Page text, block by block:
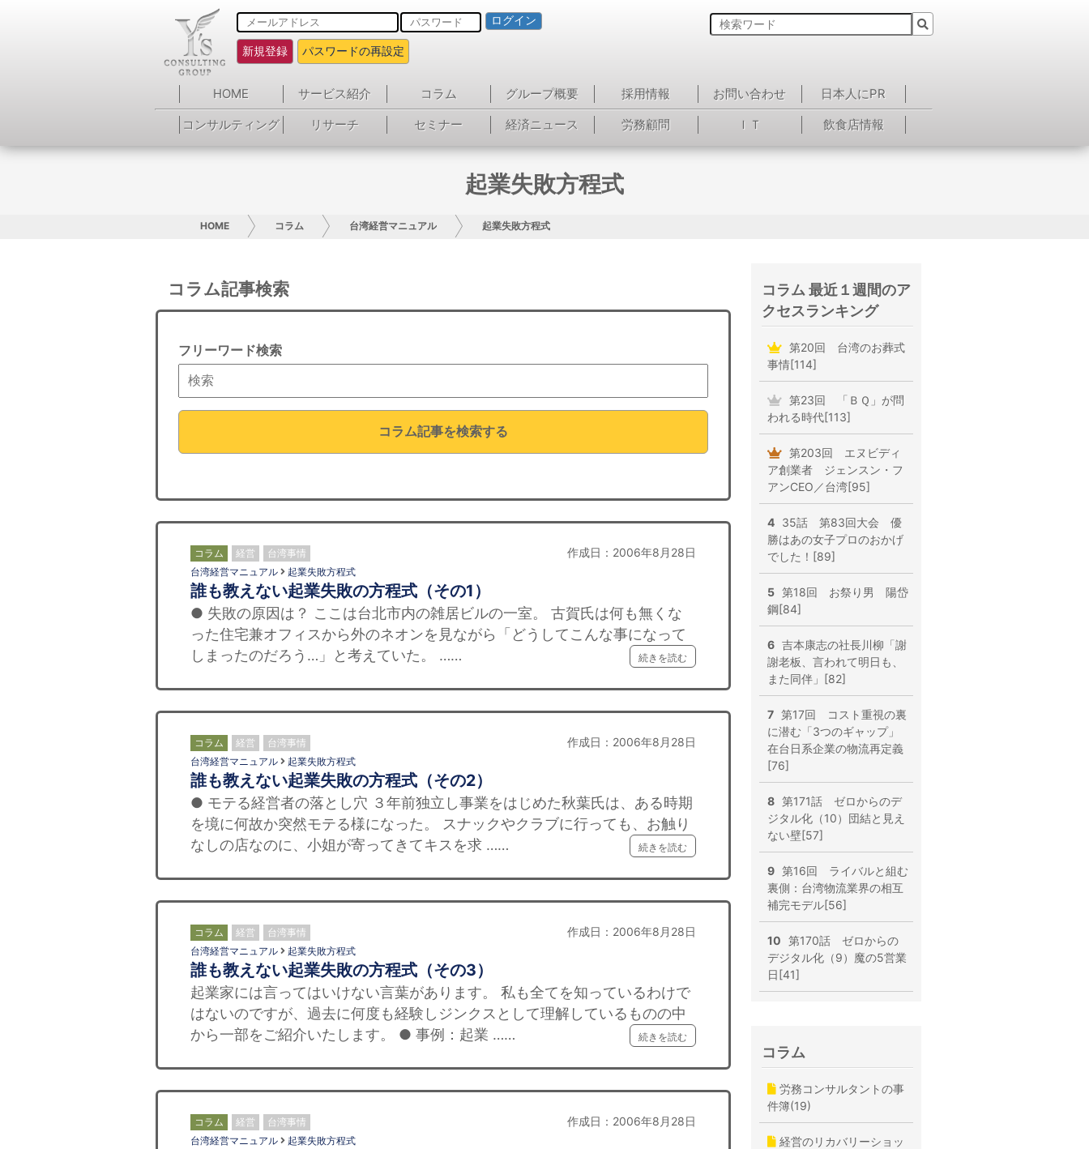
ログイン
新規登録 パスワードの再設定
HOME サービス紹介 コラム グループ概要 採用情報 お問い合わせ
日本人にPR
コンサルティング
リサーチ セミナー 経済ニュース 労務顧問 ＩＴ 飲食店情報
起業失敗方程式
HOME コラム 台湾経営マニュアル 起業失敗方程式
コラム記事検索
フリーワード検索
コラム記事を検索する
コラム 経営 台湾事情 作成日：2006年8月28日
台湾経営マニュアル 起業失敗方程式
誰も教えない起業失敗の方程式（その1）
● 失敗の原因は？ ここは台北市内の雑居ビルの一室。 古賀氏は何も無くな
った住宅兼オフィスから外のネオンを見ながら「どうしてこんな事になって
しまったのだろう…」と考えていた。 ……
続きを読む
コラム 経営 台湾事情 作成日：2006年8月28日
台湾経営マニュアル 起業失敗方程式
誰も教えない起業失敗の方程式（その2）
● モテる経営者の落とし穴 ３年前独立し事業をはじめた秋葉氏は、ある時期
を境に何故か突然モテる様になった。 スナックやクラブに行っても、お触り
なしの店なのに、小姐が寄ってきてキスを求 ……
続きを読む
コラム 経営 台湾事情 作成日：2006年8月28日
台湾経営マニュアル 起業失敗方程式
誰も教えない起業失敗の方程式（その3）
起業家には言ってはいけない言葉があります。 私も全てを知っているわけで
はないのですが、過去に何度も経験しジンクスとして理解しているものの中
から一部をご紹介いたします。 ● 事例：起業 ……
続きを読む
コラム 経営 台湾事情 作成日：2006年8月28日
台湾経営マニュアル 起業失敗方程式
コラム 最近１週間のア
クセスランキング
第20回 台湾のお葬式
事情[114]
第23回 「ＢＱ」が問
われる時代[113]
第203回 エヌビディ
ア創業者 ジェンスン・フ
アンCEO／台湾[95]
4 35話 第83回大会 優
勝はあの女子プロのおかげ
でした！[89]
5 第18回 お祭り男 陽岱
鋼[84]
6 吉本康志の社長川柳「謝
謝老板、言われて明日も、
また同伴」[82]
7 第17回 コスト重視の裏
に潜む「3つのギャップ」
在台日系企業の物流再定義
[76]
8 第171話 ゼロからのデ
ジタル化（10）団結と見え
ない壁[57]
9 第16回 ライバルと組む
裏側：台湾物流業界の相互
補完モデル[56]
10 第170話 ゼロからの
デジタル化（9）魔の5営業
日[41]
コラム
労務コンサルタントの事
件簿(19)
経営のリカバリーショッ